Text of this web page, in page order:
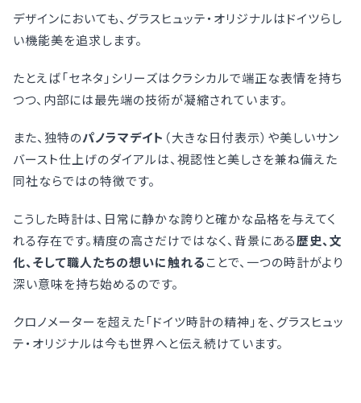
デザインにおいても、グラスヒュッテ・オリジナルはドイツらし
い機能美を追求します。
たとえば「セネタ」シリーズはクラシカルで端正な表情を持ち
つつ、内部には最先端の技術が凝縮されています。
また、独特のパノラマデイト （大きな日付表示）や美しいサン
バースト仕上げのダイアルは、視認性と美しさを兼ね備えた
同社ならではの特徴です。
こうした時計は、日常に静かな誇りと確かな品格を与えてく
れる存在です。精度の高さだけではなく、背景にある歴史、文
化、そして職人たちの想いに触れることで、一つの時計がより
深い意味を持ち始めるのです。
クロノメーターを超えた「ドイツ時計の精神」を、グラスヒュッ
テ・オリジナルは今も世界へと伝え続けています。